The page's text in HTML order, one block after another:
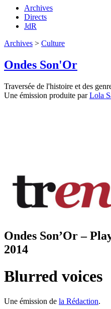
Archives
Directs
JdR
Archives > Culture
Ondes Son'Or
Traversée de l'histoire et des
Une émission produite parLola
Ondes Son’Or –
2014
Blurred voices
Une émission de la Rédaction.